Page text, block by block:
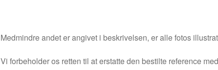
Medmindre andet er angivet i beskrivelsen, er alle fotos
Vi forbeholder os retten til at erstatte den bestilte reference